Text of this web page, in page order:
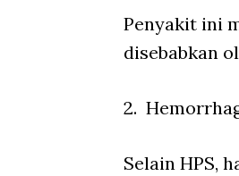
Penyakit ini
disebabkan
2.
Selain HPS,